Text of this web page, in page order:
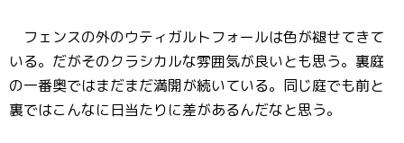
フェンスの外のウティガルトフォールは色が褪せてきて
いる。だがそのクラシカルな雰囲気が良いとも思う。裏庭
の一番奥ではまだまだ満開が続いている。同じ庭でも前と
裏ではこんなに日当たりに差があるんだなと思う。